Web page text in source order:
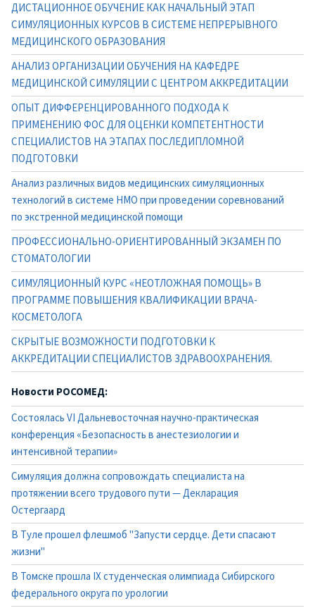
ДИСТАЦИОННОЕ ОБУЧЕНИЕ КАК НАЧАЛЬНЫЙ ЭТАП
СИМУЛЯЦИОННЫХ КУРСОВ В СИСТЕМЕ НЕПРЕРЫВНОГО
МЕДИЦИНСКОГО ОБРАЗОВАНИЯ
АНАЛИЗ ОРГАНИЗАЦИИ ОБУЧЕНИЯ НА КАФЕДРЕ
МЕДИЦИНСКОЙ СИМУЛЯЦИИ С ЦЕНТРОМ АККРЕДИТАЦИИ
ОПЫТ ДИФФЕРЕНЦИРОВАННОГО ПОДХОДА К
ПРИМЕНЕНИЮ ФОС ДЛЯ ОЦЕНКИ КОМПЕТЕНТНОСТИ
СПЕЦИАЛИСТОВ НА ЭТАПАХ ПОСЛЕДИПЛОМНОЙ
ПОДГОТОВКИ
Анализ различных видов медицинских симуляционных
технологий в системе НМО при проведении соревнований
по экстренной медицинской помощи
ПРОФЕССИОНАЛЬНО-ОРИЕНТИРОВАННЫЙ ЭКЗАМЕН ПО
СТОМАТОЛОГИИ
СИМУЛЯЦИОННЫЙ КУРС «НЕОТЛОЖНАЯ ПОМОЩЬ» В
ПРОГРАММЕ ПОВЫШЕНИЯ КВАЛИФИКАЦИИ ВРАЧА-
КОСМЕТОЛОГА
СКРЫТЫЕ ВОЗМОЖНОСТИ ПОДГОТОВКИ К
АККРЕДИТАЦИИ СПЕЦИАЛИСТОВ ЗДРАВООХРАНЕНИЯ.
Новости РОСОМЕД:
Состоялась VI Дальневосточная научно-практическая
конференция «Безопасность в анестезиологии и
интенсивной терапии»
Симуляция должна сопровождать специалиста на
протяжении всего трудового пути — Декларация
Остергаард
В Туле прошел флешмоб "Запусти сердце. Дети спасают
жизни"
В Томске прошла IX студенческая олимпиада Сибирского
федерального округа по урологии